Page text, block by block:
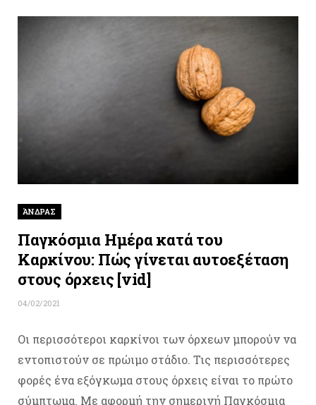
ΆΝΔΡΑΣ
Παγκόσμια Ημέρα κατά του
Καρκίνου: Πώς γίνεται αυτοεξέταση
στους όρχεις [vid]
04/02/2021
Οι περισσότεροι καρκίνοι των όρχεων μπορούν να
εντοπιστούν σε πρώιμο στάδιο. Τις περισσότερες
φορές ένα εξόγκωμα στους όρχεις είναι το πρώτο
σύμπτωμα. Με αφορμή την σημερινή Παγκόσμια